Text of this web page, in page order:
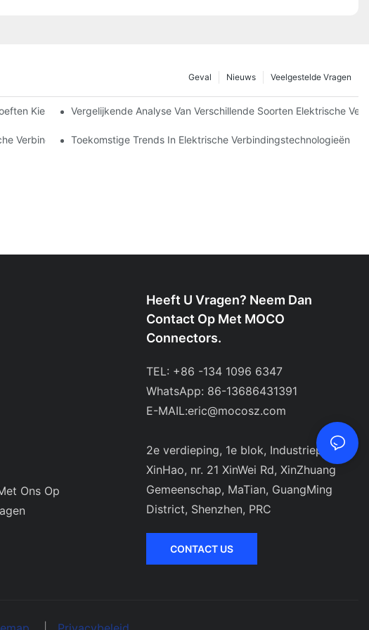
Veelgestelde Vragen
Nieuws
Geval
Kiest Vergelijkende Analyse Van Verschillende Soorten Elektrische
VerbindingenToekomstige Trends In Elektrische Verbindingstechnologieën
Ons Op
Heeft U Vragen? Neem Dan
Contact Op Met MOCO
Connectors.
TEL: +86 -134 1096 6347
WhatsApp: 86-13686431391
E-MAIL:eric@mocosz.com
2e verdieping, 1e blok, Industriepark
XinHao, nr. 21 XinWei Rd, XinZhuang
Gemeenschap, MaTian, ​​GuangMing
District, Shenzhen, PRC
CONTACT US